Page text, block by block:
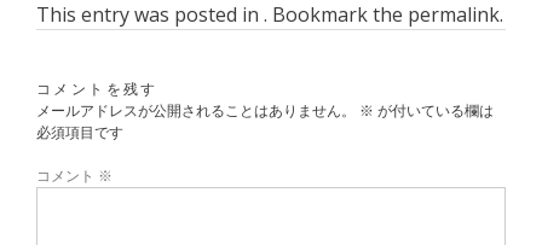
This entry was posted in . Bookmark the permalink.
コメントを残す
メールアドレスが公開されることはありません。
※ が付いている欄は
必須項目です
コメント ※